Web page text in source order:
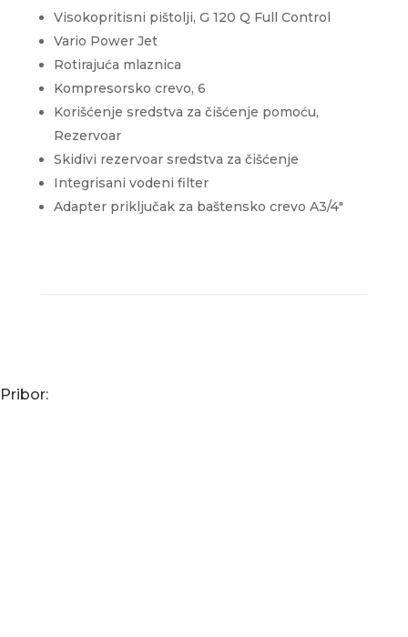
Visokopritisni pištolji, G 120 Q Full Control
Vario Power Jet
Rotirajuća mlaznica
Kompresorsko crevo, 6
Korišćenje sredstva za čišćenje pomoću,
Rezervoar
Skidivi rezervoar sredstva za čišćenje
Integrisani vodeni filter
Adapter priključak za baštensko crevo A3/4″
Pribor: